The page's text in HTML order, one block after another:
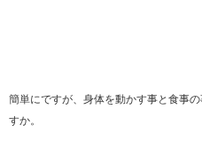
簡単にですが、身体を動かす事と食事
すか。